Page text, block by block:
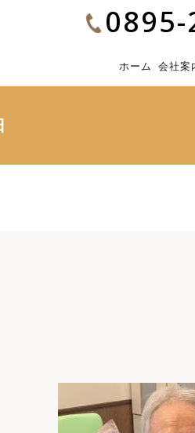
0895-
ホーム 会社案